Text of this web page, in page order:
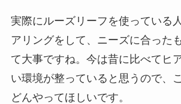
実際にルーズリーフを使っている
アリングをして、ニーズに合った
て大事ですね。今は昔に比べてヒ
い環境が整っていると思うので、
どんやってほしいです。